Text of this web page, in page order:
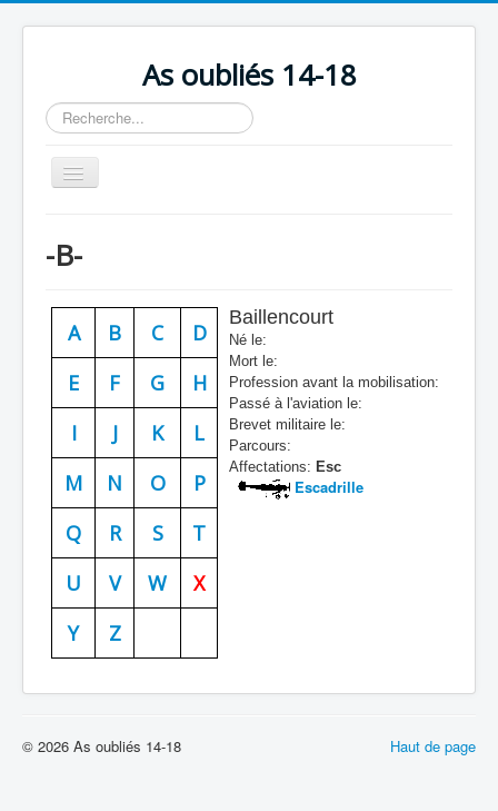
As oubliés 14-18
Rechercher
Basculer
la
Chronologie
Escadrilles
Organisation
Avions
Formation
Doctrines
Batailles
Cahiers des As
-B-
A B C
D
E
F G
H
I
J K
L
M
N O
P
Q
R S
T
U
V W
X
Y
Z
Baillencourt
Né le:
Mort le:
Profession avant la mobilisation:
Passé à l'aviation le:
Brevet militaire le:
Parcours:
Affectations: Esc
Escadrille
Haut de page
© 2026 As oubliés 14-18